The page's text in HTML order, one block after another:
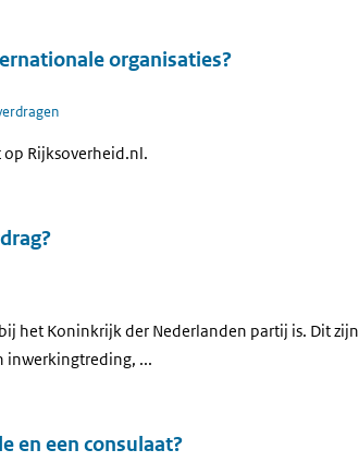
organisaties?
Rijksoverheid.nl.
het Koninkrijk der Nederlanden partij is. Dit zijn
inwerkingtreding, ...
en een consulaat?